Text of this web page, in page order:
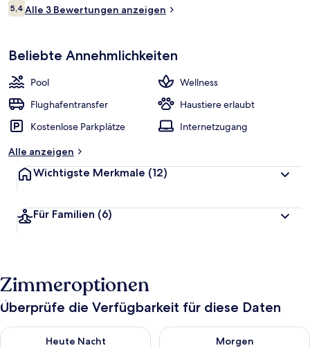
145 €.
Bewertungen
5,45,4 von 10.
Alle 3 Bewertungen anzeigen
Beliebte Annehmlichkeiten
Pool
Wellness
Flughafentransfer
Haustiere erlaubt
Kostenlose Parkplätze
Internetzugang
Alle anzeigen
Wichtigste Merkmale (12)
Für Familien (6)
Zimmeroptionen
Überprüfe die Verfügbarkeit für diese Daten
Heute Nacht
Überprüfe die Verfügbarkeit für heute Nacht, Aug. 7 - Aug. 8.
Morgen
Überprüfe die Verfügbarkeit